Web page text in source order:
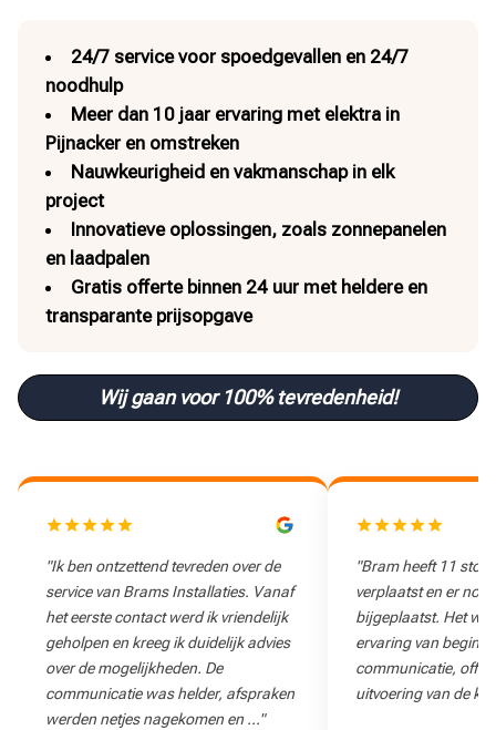
24/7 service voor spoedgevallen en 24/7
noodhulp
Meer dan 10 jaar ervaring met elektra in
Pijnacker en omstreken
Nauwkeurigheid en vakmanschap in elk
project
Innovatieve oplossingen, zoals zonnepanelen
en laadpalen
Gratis offerte binnen 24 uur met heldere en
transparante prijsopgave
Wij gaan voor 100% tevredenheid!
"Ik ben ontzettend tevreden over de
service van Brams Installaties. Vanaf
het eerste contact werd ik vriendelijk
geholpen en kreeg ik duidelijk advies
over de mogelijkheden. De
communicatie was helder, afspraken
werden netjes nagekomen en …"
"Bram heeft 11
verplaatst en er nog
bijgeplaatst. Het
ervaring van begin
communicatie,
uitvoering van de